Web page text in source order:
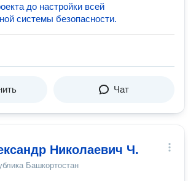
до настройки всей
системы безопасности.
Чат
Николаевич Ч.
Башкортостан